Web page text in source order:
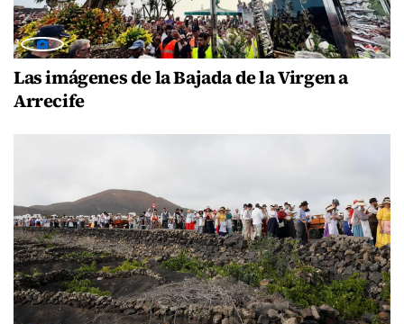
Las imágenes de la Bajada de la Virgen a
Arrecife